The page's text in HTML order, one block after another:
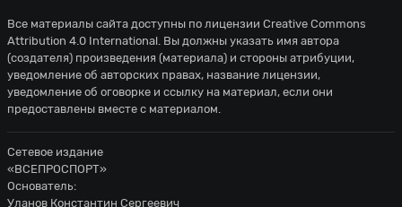
Все материалы сайта доступны по лицензии Creative Commons
Attribution 4.0 International. Вы должны указать имя автора
(создателя) произведения (материала) и стороны атрибуции,
уведомление об авторских правах, название лицензии,
уведомление об оговорке и ссылку на материал, если они
предоставлены вместе с материалом.
Сетевое издание
«ВСЕПРОСПОРТ»
Основатель:
Уланов Константин Сергеевич